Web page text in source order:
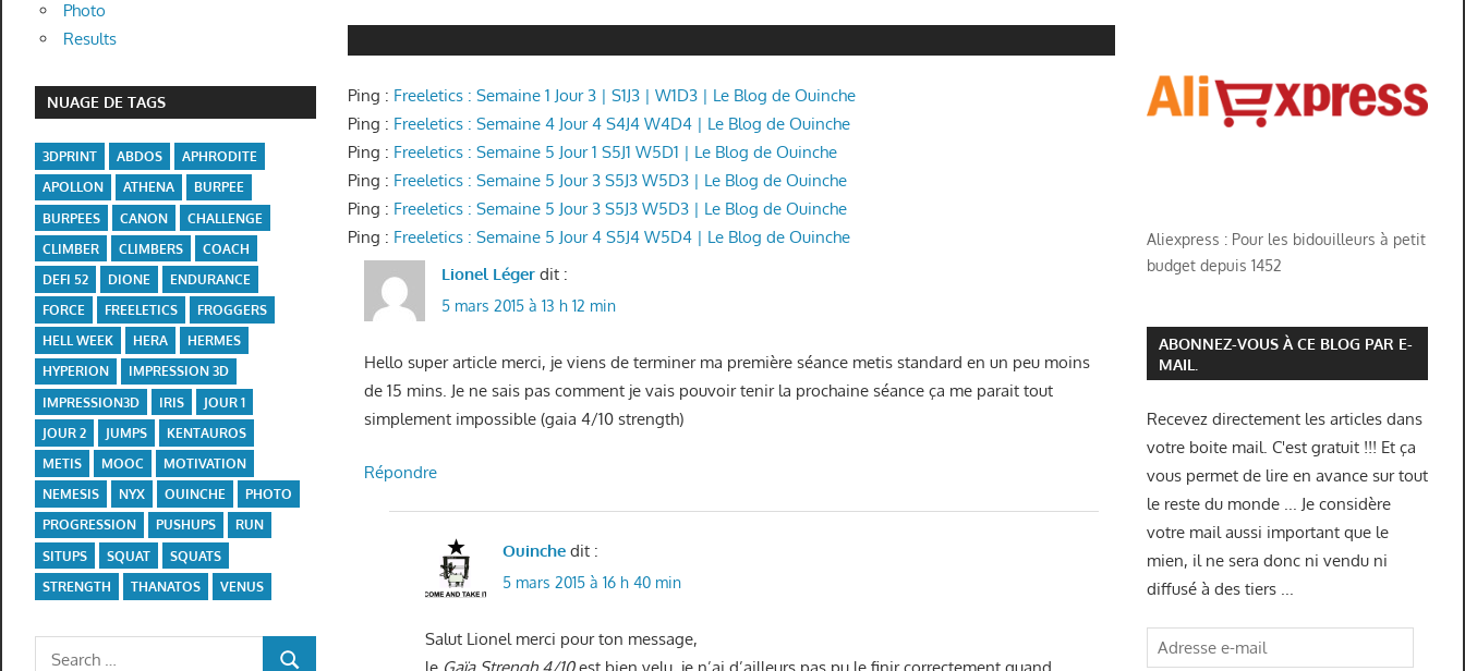
Ping : Freeletics : Semaine 1 Jour 3 | S1J3 | W1D3 | Le Blog de Ouinche
Ping : Freeletics : Semaine 4 Jour 4 S4J4 W4D4 | Le Blog de Ouinche
Ping : Freeletics : Semaine 5 Jour 1 S5J1 W5D1 | Le Blog de Ouinche
Ping : Freeletics : Semaine 5 Jour 3 S5J3 W5D3 | Le Blog de Ouinche
Ping : Freeletics : Semaine 5 Jour 3 S5J3 W5D3 | Le Blog de Ouinche
Ping : Freeletics : Semaine 5 Jour 4 S5J4 W5D4 | Le Blog de Ouinche
Lionel Léger dit :
5 mars 2015 à 13 h 12 min
Hello super article merci, je viens de terminer ma première séance metis standard en un peu moins
de 15 mins. Je ne sais pas comment je vais pouvoir tenir la prochaine séance ça me parait tout
simplement impossible (gaia 4/10 strength)
Répondre
Ouinche dit :
5 mars 2015 à 16 h 40 min
Salut Lionel merci pour ton message,
Photo
Results
NUAGE DE TAGS
3DPRINT ABDOS
APHRODITE
APOLLON
ATHENA
BURPEE
BURPEES
CANON
CHALLENGE
CLIMBER
CLIMBERS
COACH
DEFI 52
DIONE
ENDURANCE
FORCE
FREELETICS
FROGGERS
HELL WEEK
HERA
HERMES
HYPERION
IMPRESSION 3D
IMPRESSION3D
IRIS
JOUR 1
JOUR 2
JUMPS
KENTAUROS
METIS
MOOC
MOTIVATION
NEMESIS
NYX OUINCHE
PHOTO
PROGRESSION
PUSHUPS
RUN
SITUPS
SQUAT
SQUATS
STRENGTH
THANATOS VENUS
Search
Aliexpress : Pour les bidouilleurs à petit
budget depuis 1452
ABONNEZ-VOUS À CE BLOG PAR E-
MAIL.
Recevez directement les articles dans
votre boite mail. C'est gratuit !!! Et ça
vous permet de lire en avance sur tout
le reste du monde ... Je considère
votre mail aussi important que le
mien, il ne sera donc ni vendu ni
diffusé à des tiers ...
Adresse